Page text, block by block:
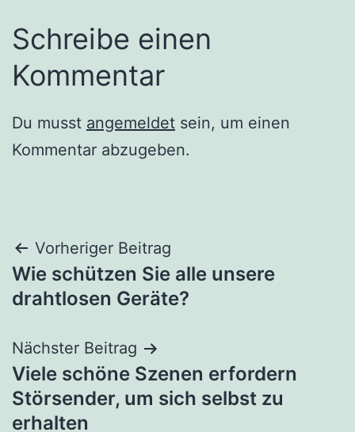
Schreibe einen
Kommentar
Du musst angemeldet sein, um einen
Kommentar abzugeben.
Beitragsnavigation
Vorheriger Beitrag
Wie schützen Sie alle unsere
drahtlosen Geräte?
Nächster Beitrag
Viele schöne Szenen erfordern
Störsender, um sich selbst zu
erhalten